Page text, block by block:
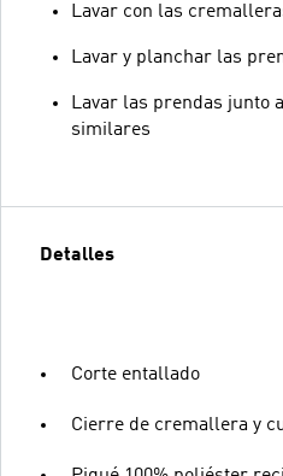
Lavar con las
Lavar y planchar las
Lavar las prendas junto
similares
Detalles
Corte entallado
Cierre de cremallera y